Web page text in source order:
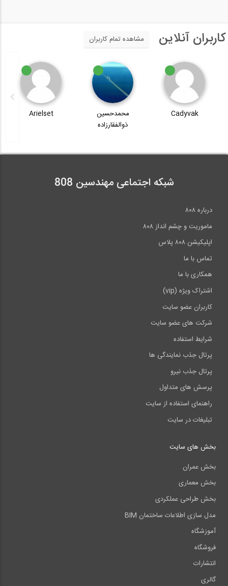
کاربران آنلاین مشاهده تمام کاربران
Cadyvak
محمدحسین
ذوالفقارزاده
Arielset
شبکه اجتماعی مهندسین 808
درباره ۸۰۸
ماموریت و چشم انداز ۸۰۸
اپلیکیشن ۸۰۸ پلاس
تماس با ما
همکاری با ما
اشتراک ویژه (vip)
کاربران عضو سایت
شرکت های عضو سایت
شرایط استفاده
پرتال جذب نمایندگی ها
پرتال جذب نیرو
پرسش های متداول
راهنمای استفاده از سایت
تبلیغات در سایت
بخش های سایت
بخش عمران
بخش معماری
بخش طراحی عملکردی
مدل سازی اطلاعات ساختمان BIM
آموزشگاه
فروشگاه
انتشارات
گالری